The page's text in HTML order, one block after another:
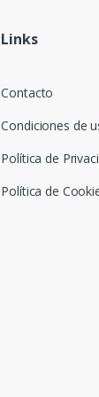
Links
Contacto
Condiciones de
Política de
Política de